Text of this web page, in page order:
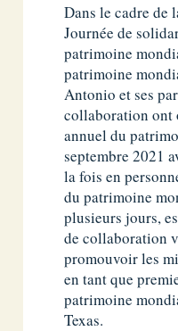
Dans le cadre de
Journée de
patrimoine
patrimoine
Antonio et ses
collaboration ont
annuel du
septembre 2021
la fois en
du patrimoine
plusieurs jours,
de collaboration
promouvoir les
en tant que
patrimoine
Texas.